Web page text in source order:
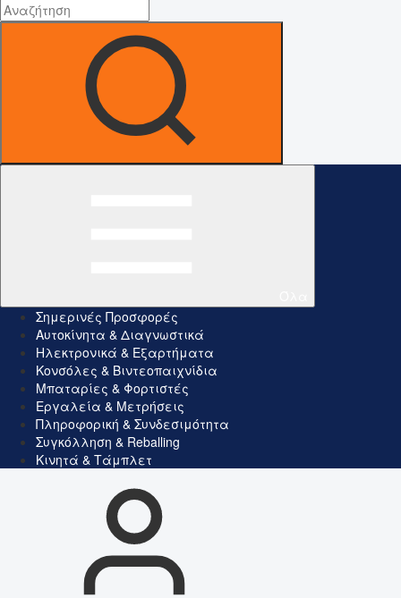
Σημερινές Προσφορές
Αυτοκίνητα & Διαγνωστικά
Ηλεκτρονικά & Εξαρτήματα
Κονσόλες & Βιντεοπαιχνίδια
Μπαταρίες & Φορτιστές
Εργαλεία & Μετρήσεις
Πληροφορική & Συνδεσιμότητα
Συγκόλληση & Reballing
Κινητά & Τάμπλετ